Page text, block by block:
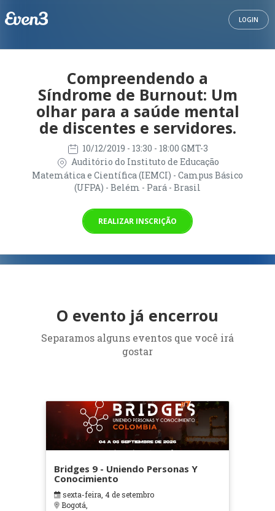
LOGIN
Compreendendo a
Síndrome de Burnout: Um
olhar para a saúde mental
de discentes e servidores.
10/12/2019 - 13:30 - 18:00 GMT-3
Auditório do Instituto de Educação
Matemática e Científica (IEMCI) - Campus Básico
(UFPA) - Belém - Pará - Brasil
REALIZAR INSCRIÇÃO
O evento já encerrou
Separamos alguns eventos que você irá
gostar
Bridges 9 - Uniendo Personas Y
Conocimiento
sexta-feira, 4 de setembro
Bogotá,